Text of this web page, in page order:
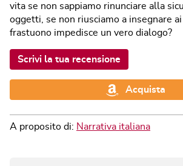
vita se non sappiamo rinunciare alla
oggetti, se non riusciamo a insegnare
frastuono impedisce un vero dialogo?
Scrivi la tua recensione
Acquista
A proposito di: Narrativa italiana